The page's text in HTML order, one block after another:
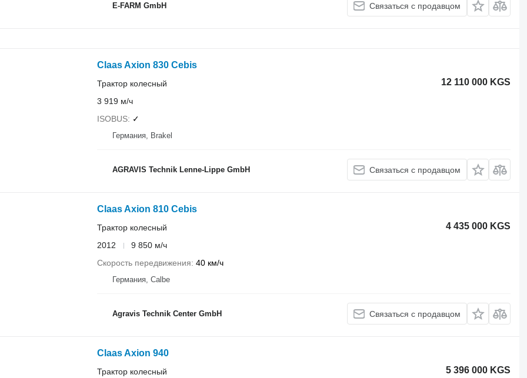
E-FARM GmbH Связаться с продавцом
Claas Axion 830 Cebis
12 110 000 KGS
Трактор колесный
3 919 м/ч
ISOBUS
✓
Германия, Brakel
AGRAVIS Technik Lenne-Lippe GmbH Связаться с продавцом
Claas Axion 810 Cebis
4 435 000 KGS
Трактор колесный
2012
9 850 м/ч
Скорость передвижения 40 км/ч
Германия, Calbe
Agravis Technik Center GmbH Связаться с продавцом
Claas Axion 940
5 396 000 KGS
Трактор колесный